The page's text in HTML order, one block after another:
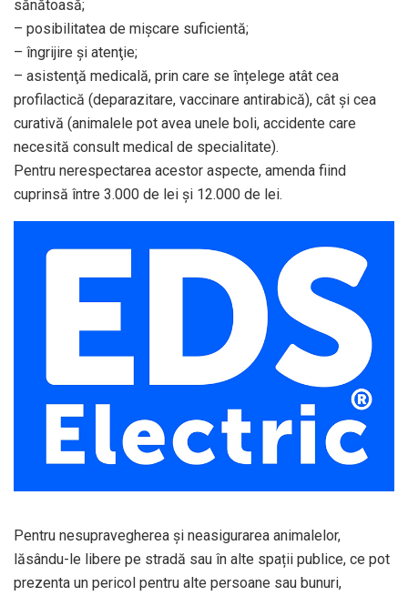
sănătoasă;
– posibilitatea de mişcare suficientă;
– îngrijire şi atenţie;
– asistenţă medicală, prin care se înțelege atât cea
profilactică (deparazitare, vaccinare antirabică), cât și cea
curativă (animalele pot avea unele boli, accidente care
necesită consult medical de specialitate).
Pentru nerespectarea acestor aspecte, amenda fiind
cuprinsă între 3.000 de lei și 12.000 de lei.
Pentru nesupravegherea și neasigurarea animalelor,
lăsându-le libere pe stradă sau în alte spații publice, ce pot
prezenta un pericol pentru alte persoane sau bunuri,